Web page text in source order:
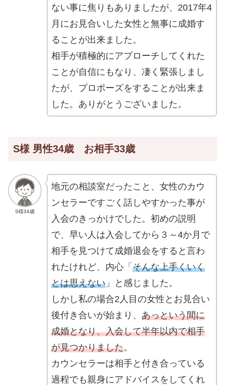
ない事に焦りもありましたが、2017年4
月にお見合いした女性と無事に成婚す
ることが出来ました。
相手が積極的にアプローチしてくれた
ことが自信にもなり、凄く緊張しまし
たが、プロポーズをすることが出来ま
した。ありがとうございました。
S様 男性34歳 お相手33歳
S様34歳
地元の相談室だったこと、女性のカウ
ンセラーですごく話しやすかった事が
入会のきっかけでした。初めの説明
で、早い人は入会してから３～4か月で
相手を見つけて成婚退会をすると言わ
れたけれど、内心「 そんな上手くいく
とは思えない」と感じました。
しかし私の場合2人目の女性とお見合い
後付き合いが始まり、 あっという間に
成婚となり、入会して半年以内で相手
が見つかりました。
カウンセラーは相手と付き合っている
過程でも親身にアドバイスをしてくれ